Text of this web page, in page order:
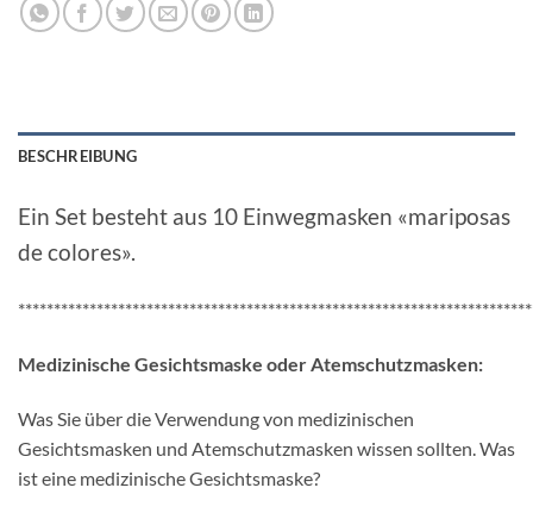
BESCHREIBUNG
Ein Set besteht aus 10 Einwegmasken «mariposas
de colores».
Medizinische Gesichtsmaske oder Atemschutzmasken:
Was Sie über die Verwendung von medizinischen
Gesichtsmasken und Atemschutzmasken wissen sollten. Was
ist eine medizinische Gesichtsmaske?